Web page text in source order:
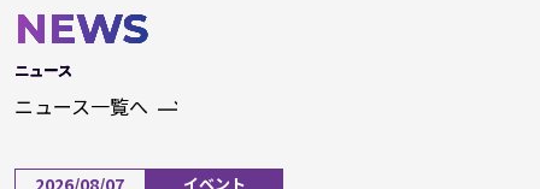
NEWS
ニュース
ニュース一覧へ
イベント